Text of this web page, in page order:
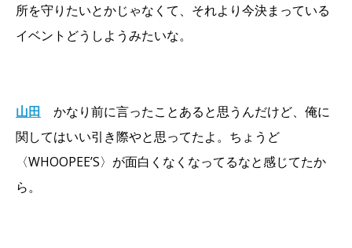
所を守りたいとかじゃなくて、それより今決まっている
イベントどうしようみたいな。
山田
かなり前に言ったことあると思うんだけど、俺に
関してはいい引き際やと思ってたよ。ちょうど
〈WHOOPEE’S〉が面白くなくなってるなと感じてたか
ら。